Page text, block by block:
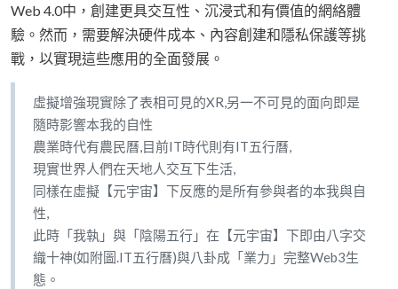
Web 4.0中，創建更具交互性、沉浸式和有價值的網絡體
驗。然而，需要解決硬件成本、內容創建和隱私保護等挑
戰，以實現這些應用的全面發展。
虛擬增強現實除了表相可見的XR,另一不可見的面向即是
隨時影響本我的自性
農業時代有農民曆,目前IT時代則有IT五行曆,
現實世界人們在天地人交互下生活,
同樣在虛擬【元宇宙】下反應的是所有參與者的本我與自
性,
此時「我執」與「陰陽五行」在【元宇宙】下即由八字交
織十神(如附圖.IT五行曆)與八卦成「業力」完整Web3生
態。